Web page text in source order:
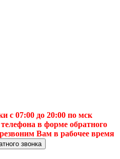
с 07:00 до 20:00 по мск
в форме обратного
Вам в рабочее время
звонка